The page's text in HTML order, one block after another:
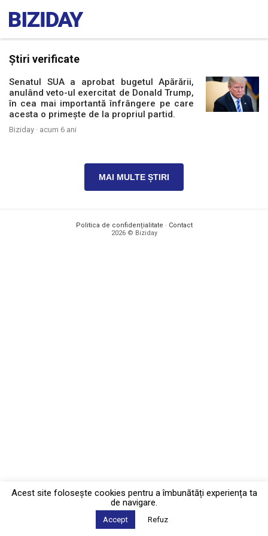
Știri verificate
Senatul SUA a aprobat bugetul Apărării,
anulând veto-ul exercitat de Donald Trump,
în cea mai importantă înfrângere pe care
acesta o primește de la propriul partid.
Biziday · acum 6 ani
MAI MULTE ȘTIRI
Politica de confidențialitate · Contact
2026 © Biziday
Acest site foloseşte cookies pentru a îmbunătăți experiența ta
de navigare.
Accept Refuz